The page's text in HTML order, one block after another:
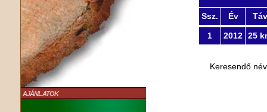
AJÁNLATOK
Ssz. Év Táv
1 2012 25
Keresendő